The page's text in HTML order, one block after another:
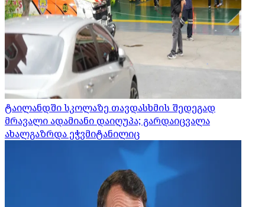
ტაილანდში სკოლაზე თავდასხმის შედეგად
მრავალი ადამიანი დაიღუპა; გარდაიცვალა
ახალგაზრდა ეჭვმიტანილიც